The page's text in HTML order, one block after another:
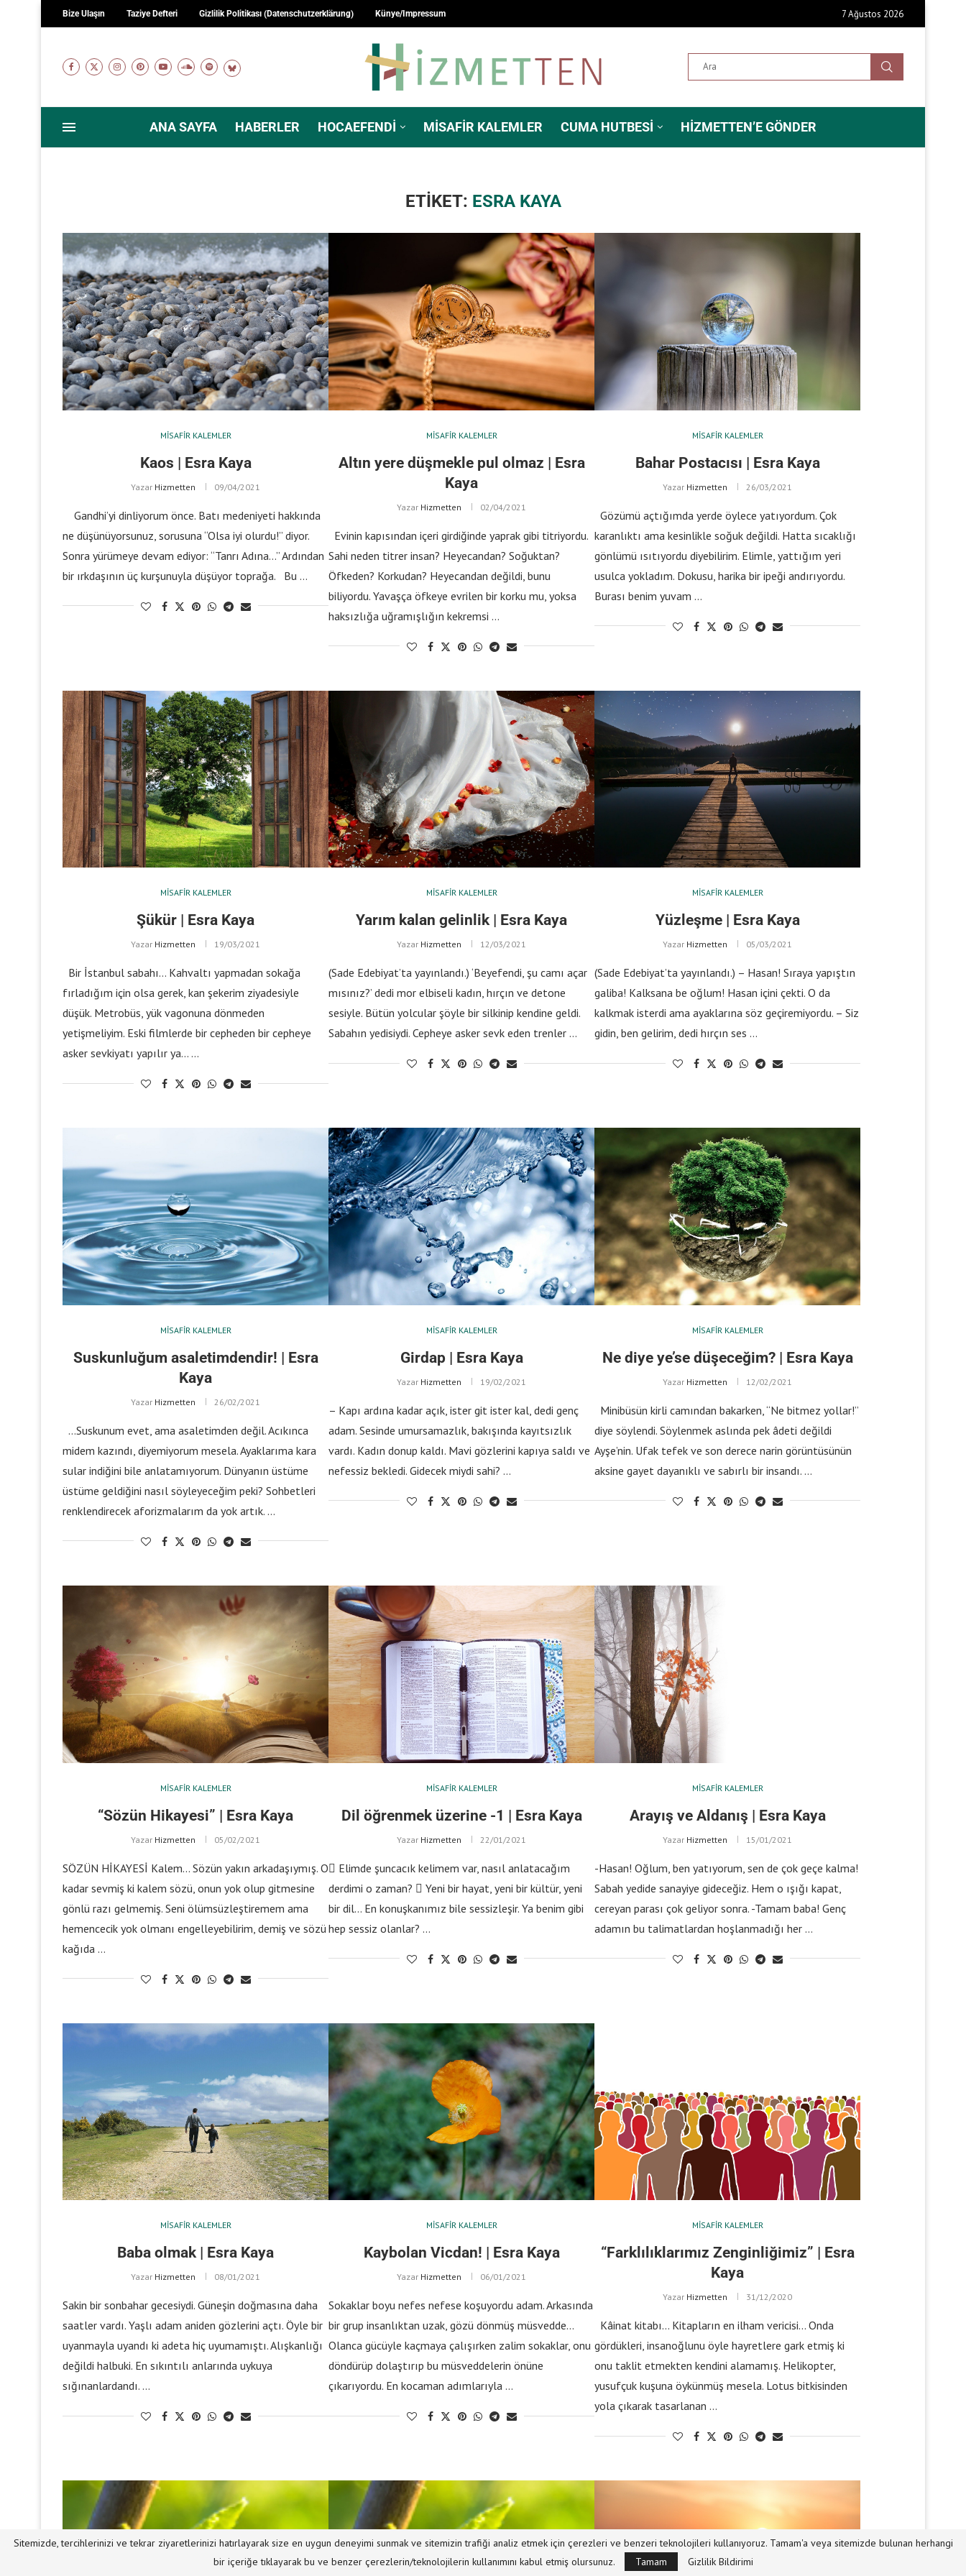
Bize Ulaşın Taziye Defteri Gizlilik Politikası (Datenschutzerklärung) Künye/Impressum 7 Ağustos 2026
ANA SAYFA HABERLER HOCAEFENDI MISAFIR KALEMLER CUMA HUTBESI HIZMETTEN’E GÖNDER
ETIKET: ESRA KAYA
MISAFIR KALEMLER
Kaos | Esra Kaya
Yazar Hizmetten 09/04/2021
Gandhi’yi dinliyorum önce. Batı medeniyeti hakkında
ne düşünüyorsunuz, sorusuna “Olsa iyi olurdu!” diyor.
Sonra yürümeye devam ediyor: “Tanrı Adına…” Ardından
bir ırkdaşının üç kurşunuyla düşüyor toprağa. Bu …
MISAFIR KALEMLER
Altın yere düşmekle pul olmaz | Esra
Kaya
Yazar Hizmetten 02/04/2021
Evinin kapısından içeri girdiğinde yaprak gibi titriyordu.
Sahi neden titrer insan? Heyecandan? Soğuktan?
Öfkeden? Korkudan? Heyecandan değildi, bunu
biliyordu. Yavaşça öfkeye evrilen bir korku mu, yoksa
haksızlığa uğramışlığın kekremsi …
MISAFIR KALEMLER
Bahar Postacısı | Esra Kaya
Yazar Hizmetten 26/03/2021
Gözümü açtığımda yerde öylece yatıyordum. Çok
karanlıktı ama kesinlikle soğuk değildi. Hatta sıcaklığı
gönlümü ısıtıyordu diyebilirim. Elimle, yattığım yeri
usulca yokladım. Dokusu, harika bir ipeği andırıyordu.
Burası benim yuvam …
MISAFIR KALEMLER
Şükür | Esra Kaya
Yazar Hizmetten 19/03/2021
Bir İstanbul sabahı… Kahvaltı yapmadan sokağa
fırladığım için olsa gerek, kan şekerim ziyadesiyle
düşük. Metrobüs, yük vagonuna dönmeden
yetişmeliyim. Eski filmlerde bir cepheden bir cepheye
asker sevkiyatı yapılır ya… …
MISAFIR KALEMLER
Yarım kalan gelinlik | Esra Kaya
Yazar Hizmetten 12/03/2021
(Sade Edebiyat’ta yayınlandı.) ‘Beyefendi, şu camı açar
mısınız?’ dedi mor elbiseli kadın, hırçın ve detone
sesiyle. Bütün yolcular şöyle bir silkinip kendine geldi.
Sabahın yedisiydi. Cepheye asker sevk eden trenler …
MISAFIR KALEMLER
Yüzleşme | Esra Kaya
Yazar Hizmetten 05/03/2021
(Sade Edebiyat’ta yayınlandı.) – Hasan! Sıraya yapıştın
galiba! Kalksana be oğlum! Hasan içini çekti. O da
kalkmak isterdi ama ayaklarına söz geçiremiyordu. – Siz
gidin, ben gelirim, dedi hırçın ses …
MISAFIR KALEMLER
Suskunluğum asaletimdendir! | Esra
Kaya
Yazar Hizmetten 26/02/2021
…Suskunum evet, ama asaletimden değil. Acıkınca
midem kazındı, diyemiyorum mesela. Ayaklarıma kara
sular indiğini bile anlatamıyorum. Dünyanın üstüme
üstüme geldiğini nasıl söyleyeceğim peki? Sohbetleri
renklendirecek aforizmalarım da yok artık. …
MISAFIR KALEMLER
Girdap | Esra Kaya
Yazar Hizmetten 19/02/2021
– Kapı ardına kadar açık, ister git ister kal, dedi genç
adam. Sesinde umursamazlık, bakışında kayıtsızlık
vardı. Kadın donup kaldı. Mavi gözlerini kapıya saldı ve
nefessiz bekledi. Gidecek miydi sahi? …
MISAFIR KALEMLER
Ne diye ye’se düşeceğim? | Esra Kaya
Yazar Hizmetten 12/02/2021
Minibüsün kirli camından bakarken, “Ne bitmez yollar!”
diye söylendi. Söylenmek aslında pek âdeti değildi
Ayşe’nin. Ufak tefek ve son derece narin görüntüsünün
aksine gayet dayanıklı ve sabırlı bir insandı. …
MISAFIR KALEMLER
“Sözün Hikayesi” | Esra Kaya
Yazar Hizmetten 05/02/2021
SÖZÜN HİKAYESİ Kalem… Sözün yakın arkadaşıymış. O
kadar sevmiş ki kalem sözü, onun yok olup gitmesine
gönlü razı gelmemiş. Seni ölümsüzleştiremem ama
hemencecik yok olmanı engelleyebilirim, demiş ve sözü
kağıda …
MISAFIR KALEMLER
Dil öğrenmek üzerine -1 | Esra Kaya
Yazar Hizmetten 22/01/2021
 Elimde şuncacık kelimem var, nasıl anlatacağım
derdimi o zaman?  Yeni bir hayat, yeni bir kültür, yeni
bir dil… En konuşkanımız bile sessizleşir. Ya benim gibi
hep sessiz olanlar? …
MISAFIR KALEMLER
Arayış ve Aldanış | Esra Kaya
Yazar Hizmetten 15/01/2021
-Hasan! Oğlum, ben yatıyorum, sen de çok geçe kalma!
Sabah yedide sanayiye gideceğiz. Hem o ışığı kapat,
cereyan parası çok geliyor sonra. -Tamam baba! Genç
adamın bu talimatlardan hoşlanmadığı her …
MISAFIR KALEMLER
Baba olmak | Esra Kaya
Yazar Hizmetten 08/01/2021
Sakin bir sonbahar gecesiydi. Güneşin doğmasına daha
saatler vardı. Yaşlı adam aniden gözlerini açtı. Öyle bir
uyanmayla uyandı ki adeta hiç uyumamıştı. Alışkanlığı
değildi halbuki. En sıkıntılı anlarında uykuya
sığınanlardandı. …
MISAFIR KALEMLER
Kaybolan Vicdan! | Esra Kaya
Yazar Hizmetten 06/01/2021
Sokaklar boyu nefes nefese koşuyordu adam. Arkasında
bir grup insanlıktan uzak, gözü dönmüş müsvedde…
Olanca gücüyle kaçmaya çalışırken zalim sokaklar, onu
döndürüp dolaştırıp bu müsveddelerin önüne
çıkarıyordu. En kocaman adımlarıyla …
MISAFIR KALEMLER
“Farklılıklarımız Zenginliğimiz” | Esra
Kaya
Yazar Hizmetten 31/12/2020
Kâinat kitabı… Kitapların en ilham vericisi… Onda
gördükleri, insanoğlunu öyle hayretlere gark etmiş ki
onu taklit etmekten kendini alamamış. Helikopter,
yusufçuk kuşuna öykünmüş mesela. Lotus bitkisinden
yola çıkarak tasarlanan …
Sitemizde, tercihlerinizi ve tekrar ziyaretlerinizi hatırlayarak size en uygun deneyimi sunmak ve sitemizin trafiği analiz etmek için çerezleri ve benzeri teknolojileri kullanıyoruz. Tamam'a veya sitemizde bulunan herhangi
bir içeriğe tıklayarak bu ve benzer çerezlerin/teknolojilerin kullanımını kabul etmiş olursunuz.
Tamam Gizlilik Bildirimi